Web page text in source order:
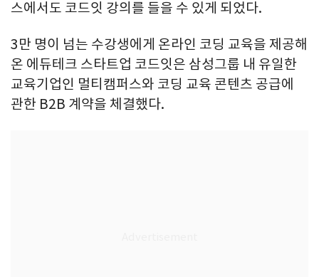
스에서도 코드잇 강의를 들을 수 있게 되었다.
3만 명이 넘는 수강생에게 온라인 코딩 교육을 제공해
온 에듀테크 스타트업 코드잇은 삼성그룹 내 유일한
교육기업인 멀티캠퍼스와 코딩 교육 콘텐츠 공급에
관한 B2B 계약을 체결했다.